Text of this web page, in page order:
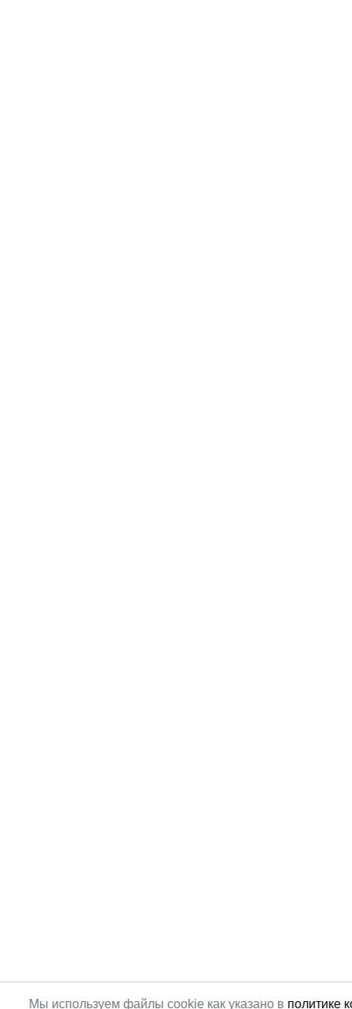
Мы используем файлы cookie как указано в политике